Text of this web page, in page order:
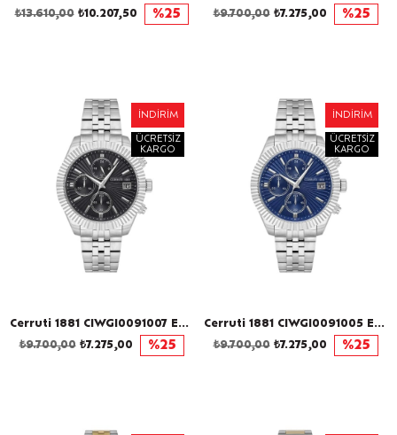
₺10.207,50
₺13.610,00 %25 ₺7.275,00
₺9.700,00 %25
Cerruti 1881 CIWGI0091007 Erkek Kol Saati
İNDIRIM
ÜCRETSIZ
KARGO
₺7.275,00
₺9.700,00 %25
Cerruti 1881 CIWGI0091005 Erkek Kol Saati
İNDIRIM
ÜCRETSIZ
KARGO
₺7.275,00
₺9.700,00 %25